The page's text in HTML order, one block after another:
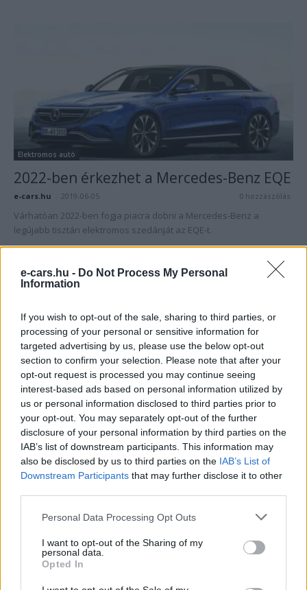
e-cars.hu - Do Not Process My Personal
Information
If you wish to opt-out of the sale, sharing to third parties, or
processing of your personal or sensitive information for
targeted advertising by us, please use the below opt-out
section to confirm your selection. Please note that after your
opt-out request is processed you may continue seeing
interest-based ads based on personal information utilized by
us or personal information disclosed to third parties prior to
your opt-out. You may separately opt-out of the further
disclosure of your personal information by third parties on the
IAB’s list of downstream participants. This information may
also be disclosed by us to third parties on the IAB’s List of
Downstream Participants that may further disclose it to other
Personal Data Processing Opt Outs
I want to opt-out of the Sharing of my
personal data.
Opted In
Elektromos autó
2022-ben érkezhet a Mercedes-Benz EQE
e-cars.hu 2019-06-05 0 hozzászólás
Várhatóan 2022-ben fogja piacra dobni a Mercedes-Benz a
legújabb tisztán elektromos szedánját az EQE-t.
Elektromos autó
Megjelent az új Opel Corsa-e
e-cars.hu - 2019-06-04 1 hozzászólás
Az Opel demokratizálja az elektromobilitást: először kínál a Corsa
teljesen új hatodik generációjával teljesen elektromos,
akkumulátoros változatot, 100 kW (136 LE) teljesítménnyel és 330
kilométert (WLTP)1 elérő hatótávval. A rövidesen megrendelhető